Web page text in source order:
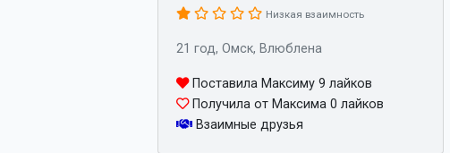
Низкая взаимность
21 год, Омск, Влюблена
Поставила Максиму 9 лайков
Получила от Максима 0 лайков
Взаимные друзья